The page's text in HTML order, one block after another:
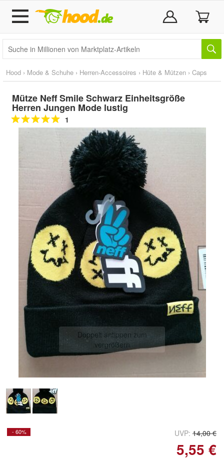
Hood › Mode & Schuhe › Herren-Accessoires › Hüte & Mützen › Caps
Mütze Neff Smile Schwarz Einheitsgröße
Herren Jungen Mode lustig
1
Doppelt antippen zum
vergrößern
- 60% UVP: 14,00 €
5,55 €